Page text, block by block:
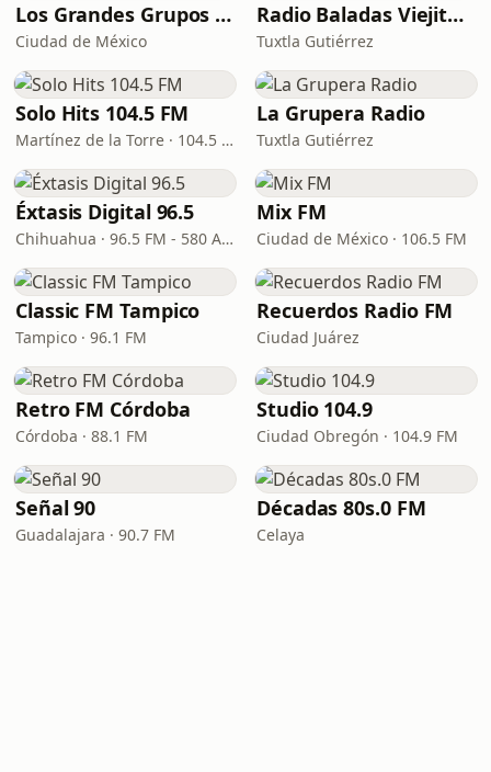
Los Grandes Grupos Radio
Ciudad de México
Radio Baladas Viejitas Románticas
Tuxtla Gutiérrez
Solo Hits 104.5 FM
Martínez de la Torre · 104.5 FM
La Grupera Radio
Tuxtla Gutiérrez
Éxtasis Digital 96.5
Chihuahua · 96.5 FM - 580 AM
Mix FM
Ciudad de México · 106.5 FM
Classic FM Tampico
Tampico · 96.1 FM
Recuerdos Radio FM
Ciudad Juárez
Retro FM Córdoba
Córdoba · 88.1 FM
Studio 104.9
Ciudad Obregón · 104.9 FM
Señal 90
Guadalajara · 90.7 FM
Décadas 80s.0 FM
Celaya